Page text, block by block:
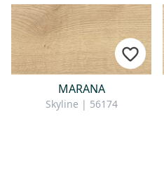
MARANA
Skyline | 56174